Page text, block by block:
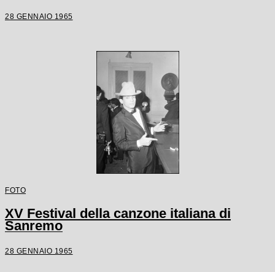
28 GENNAIO 1965
FOTO
XV Festival della canzone italiana di
Sanremo
28 GENNAIO 1965